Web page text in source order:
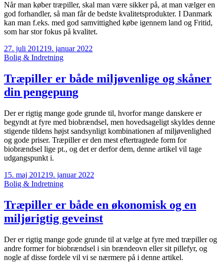
Når man køber træpiller, skal man være sikker på, at man vælger en
god forhandler, så man får de bedste kvalitetsprodukter. I Danmark
kan man f.eks. med god samvittighed købe igennem land og Fritid,
som har stor fokus på kvalitet.
27. juli 201219. januar 2022
Bolig & Indretning
Træpiller er både miljøvenlige og skåner
din pengepung
Der er rigtig mange gode grunde til, hvorfor mange danskere er
begyndt at fyre med biobrændsel, men hovedsageligt skyldes denne
stigende tildens højst sandsynligt kombinationen af miljøvenlighed
og gode priser. Træpiller er den mest eftertragtede form for
biobrændsel lige pt., og det er derfor dem, denne artikel vil tage
udgangspunkt i.
15. maj 201219. januar 2022
Bolig & Indretning
Træpiller er både en økonomisk og en
miljørigtig geveinst
Der er rigtig mange gode grunde til at vælge at fyre med træpiller og
andre former for biobrændsel i sin brændeovn eller sit pillefyr, og
nogle af disse fordele vil vi se nærmere på i denne artikel.